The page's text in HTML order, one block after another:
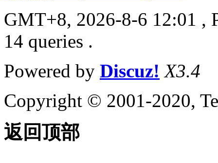
GMT+8, 2026-8-6 12:01 ,
14 queries .
Powered by Discuz! X3.4
Copyright © 2001-2020,
返回顶部